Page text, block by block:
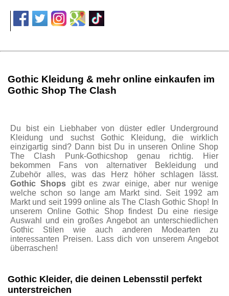
Gothic Kleidung & mehr online einkaufen im
Gothic Shop The Clash
Du bist ein Liebhaber von düster edler Underground
Kleidung und suchst Gothic Kleidung, die wirklich
einzigartig sind? Dann bist Du in unseren Online Shop
The Clash Punk-Gothicshop genau richtig. Hier
bekommen Fans von alternativer Bekleidung und
Zubehör alles, was das Herz höher schlagen lässt.
Gothic Shops gibt es zwar einige, aber nur wenige
welche schon so lange am Markt sind. Seit 1992 am
Markt und seit 1999 online als The Clash Gothic Shop! In
unserem Online Gothic Shop findest Du eine riesige
Auswahl und ein großes Angebot an unterschiedlichen
Gothic Stilen wie auch anderen Modearten zu
interessanten Preisen. Lass dich von unserem Angebot
überraschen!
Gothic Kleider, die deinen Lebensstil perfekt
unterstreichen